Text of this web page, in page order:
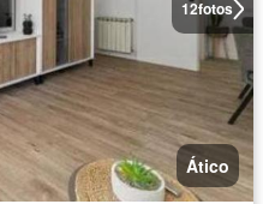
12fotos
Ático